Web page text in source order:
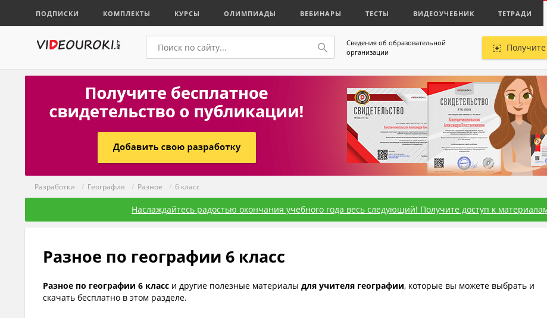
ПОДПИСКИ КОМПЛЕКТЫ КУРСЫ ОЛИМПИАДЫ ВЕБИНАРЫ ТЕСТЫ ВИДЕОУЧЕБНИК ТЕТРАДИ
Сведения об образовательной
организации
Разработки / География / Разное / 6 класс
Наслаждайтесь радостью окончания учебного года весь следующий! Получите доступ к
Разное по географии 6 класс
Разное по географии 6 класс и другие полезные материалы для учителя географии, которые вы можете выбрать и
скачать бесплатно в этом разделе.